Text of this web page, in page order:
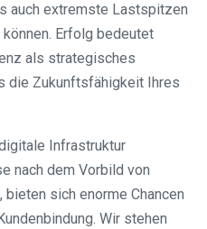
auch extremste Lastspitzen
Erfolg bedeutet
als strategisches
die Zukunftsfähigkeit Ihres
Infrastruktur
nach dem Vorbild von
sich enorme Chancen
Wir stehen